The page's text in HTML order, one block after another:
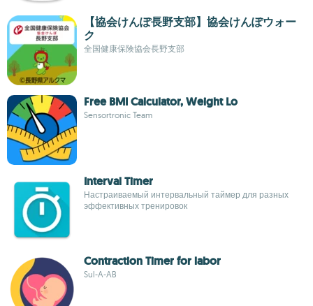
【協会けんぽ長野支部】協会けんぽウォー
ク
全国健康保険協会長野支部
Free BMI Calculator, Weight Lo
Sensortronic Team
Interval Timer
Настраиваемый интервальный таймер для разных
эффективных тренировок
Contraction Timer for labor
Sul-A-AB